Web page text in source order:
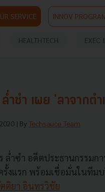
SERVICE INNOV
HEALTHTECH EXEC
ซำ เผย 'ลาจากตำ
| By Techsauce Team
ำซำ อดีตประธานกรรมกา
งแรก พร้อมเชื่อมั่นในทีม
ติยา อินทรวิชัย